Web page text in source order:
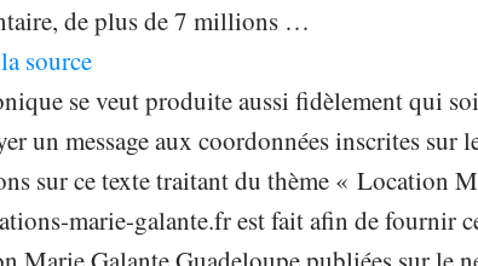
de plus de 7 millions …
source
se veut produite aussi fidèlement qui
un message aux coordonnées inscrites sur
sur ce texte traitant du thème « Location
marie-galante.fr est fait afin de fournir